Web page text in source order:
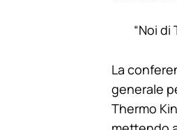
“Noi di
La
generale
Thermo